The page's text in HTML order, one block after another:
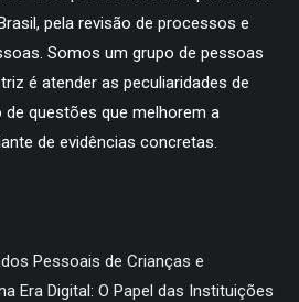
pela revisão de processos e
Somos um grupo de pessoas
é atender as peculiaridades de
questões que melhorem a
de evidências concretas.
Pessoais de Crianças e
Era Digital: O Papel das Instituições